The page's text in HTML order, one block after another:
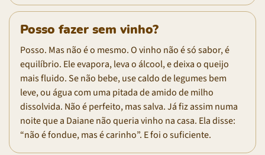
Posso fazer sem vinho?
Posso. Mas não é o mesmo. O vinho não é só sabor, é
equilíbrio. Ele evapora, leva o álcool, e deixa o queijo
mais fluido. Se não bebe, use caldo de legumes bem
leve, ou água com uma pitada de amido de milho
dissolvida. Não é perfeito, mas salva. Já fiz assim numa
noite que a Daiane não queria vinho na casa. Ela disse:
“não é fondue, mas é carinho”. E foi o suficiente.